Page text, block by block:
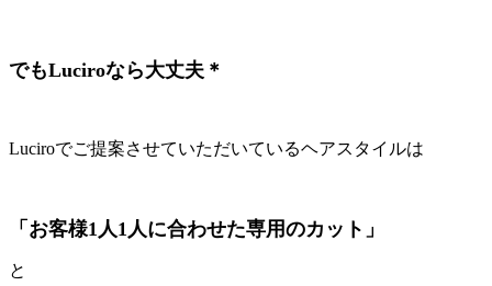
でもLuciroなら大丈夫＊
Luciroでご提案させていただいているヘアスタイルは
「お客様1人1人に合わせた専用のカット」
と